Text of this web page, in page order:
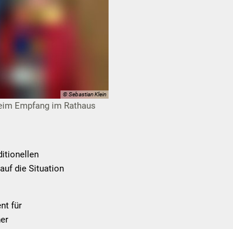
© Sebastian Klein
Empfang im Rathaus
die Situation
für